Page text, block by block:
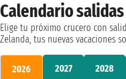
Calendario
Elige tu próximo crucero con
Zelanda, tus nuevas vacaciones
2026 2027 2028